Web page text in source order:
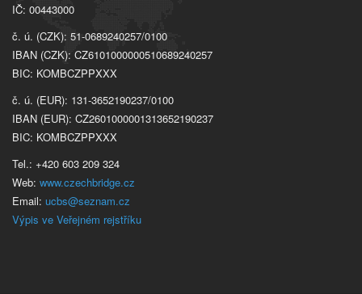
IČ: 00443000
č. ú. (CZK): 51-0689240257/0100
IBAN (CZK): CZ6101000000510689240257
BIC: KOMBCZPPXXX
č. ú. (EUR): 131-3652190237/0100
IBAN (EUR): CZ2601000001313652190237
BIC: KOMBCZPPXXX
Tel.: +420 603 209 324
Web: www.czechbridge.cz
Email: ucbs@seznam.cz
Výpis ve Veřejném rejstříku